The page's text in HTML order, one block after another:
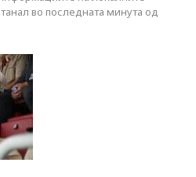
во последната минута од